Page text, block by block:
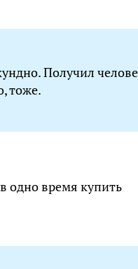
Получил
тоже.
одно время купить